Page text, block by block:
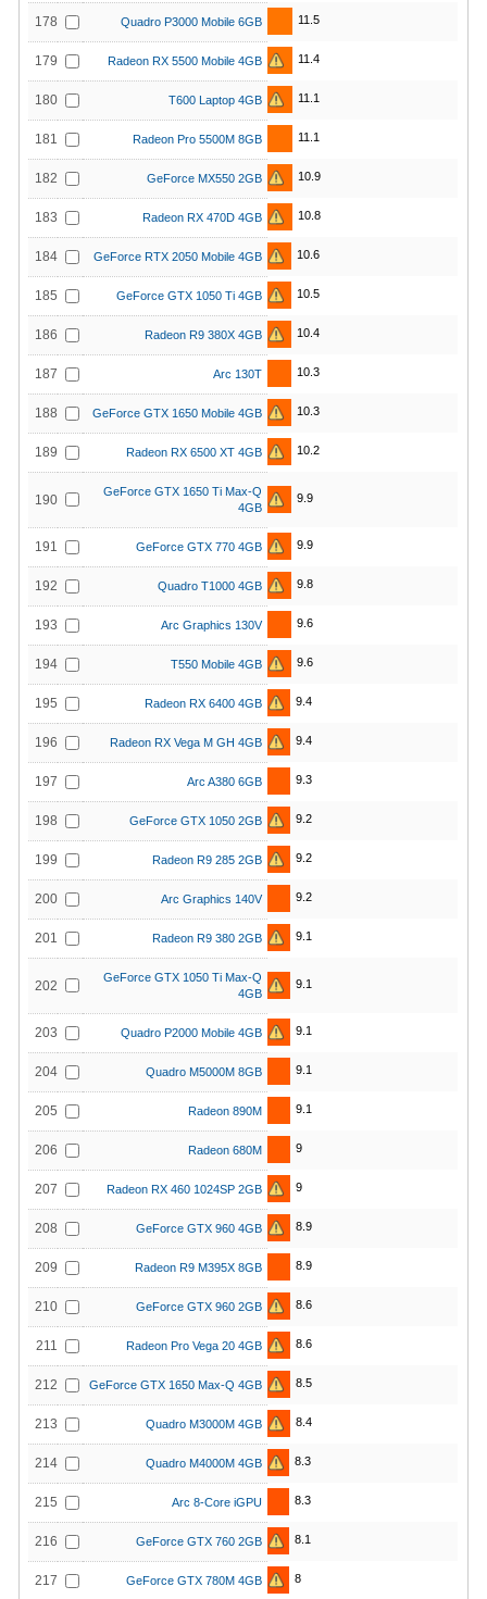
178 Quadro P3000 Mobile 6GB 11.5
179 Radeon RX 5500 Mobile 4GB 11.4
180 T600 Laptop 4GB 11.1
181 Radeon Pro 5500M 8GB 11.1
182 GeForce MX550 2GB 10.9
183 Radeon RX 470D 4GB 10.8
184 GeForce RTX 2050 Mobile 4GB 10.6
185 GeForce GTX 1050 Ti 4GB 10.5
186 Radeon R9 380X 4GB 10.4
187 Arc 130T 10.3
188 GeForce GTX 1650 Mobile 4GB 10.3
189 Radeon RX 6500 XT 4GB 10.2
190
GeForce GTX 1650 Ti Max-Q
4GB
9.9
191 GeForce GTX 770 4GB 9.9
192 Quadro T1000 4GB 9.8
193 Arc Graphics 130V 9.6
194 T550 Mobile 4GB 9.6
195 Radeon RX 6400 4GB 9.4
196 Radeon RX Vega M GH 4GB 9.4
197 Arc A380 6GB 9.3
198 GeForce GTX 1050 2GB 9.2
199 Radeon R9 285 2GB 9.2
200 Arc Graphics 140V 9.2
201 Radeon R9 380 2GB 9.1
202
GeForce GTX 1050 Ti Max-Q
4GB
9.1
203 Quadro P2000 Mobile 4GB 9.1
204 Quadro M5000M 8GB 9.1
205 Radeon 890M 9.1
206 Radeon 680M 9
207 Radeon RX 460 1024SP 2GB 9
208 GeForce GTX 960 4GB 8.9
209 Radeon R9 M395X 8GB 8.9
210 GeForce GTX 960 2GB 8.6
211 Radeon Pro Vega 20 4GB 8.6
212 GeForce GTX 1650 Max-Q 4GB 8.5
213 Quadro M3000M 4GB 8.4
214 Quadro M4000M 4GB 8.3
215 Arc 8-Core iGPU 8.3
216 GeForce GTX 760 2GB 8.1
217 GeForce GTX 780M 4GB 8